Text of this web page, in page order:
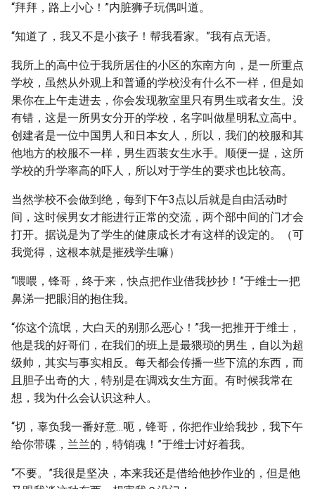
“拜拜，路上小心！”内脏狮子玩偶叫道。
“知道了，我又不是小孩子！帮我看家。”我有点无语。
我所上的高中位于我所居住的小区的东南方向，是一所重点
学校，虽然从外观上和普通的学校没有什么不一样，但是如
果你在上午走进去，你会发现教室里只有男生或者女生。没
有错，这是一所男女分开的学校，名字叫做星明私立高中。
创建者是一位中国男人和日本女人，所以，我们的校服和其
他地方的校服不一样，男生西装女生水手。顺便一提，这所
学校的升学率高的吓人，所以对于学生的要求也比较高。
当然学校不会做到绝，每到下午3点以后就是自由活动时
间，这时候男女才能进行正常的交流，两个部中间的门才会
打开。据说是为了学生的健康成长才有这样的设定的。（可
我觉得，这根本就是摧残学生嘛）
“喂喂，锋哥，终于来，快点把作业借我抄抄！”于维士一把
鼻涕一把眼泪的抱住我。
“你这个流氓，大白天的别那么恶心！”我一把推开于维士，
他是我的好哥们，在我们的班上是最猥琐的男生，自以为超
级帅，其实与事实相反。每天都会传播一些下流的东西，而
且胆子出奇的大，特别是在调戏女生方面。有时候我常在
想，我为什么会认识这种人。
“切，辜负我一番好意…呃，锋哥，你把作业给我抄，我下午
给你带碟，兰兰的，特销魂！”于维士讨好着我。
“不要。”我很是坚决，本来我还是借给他抄作业的，但是他